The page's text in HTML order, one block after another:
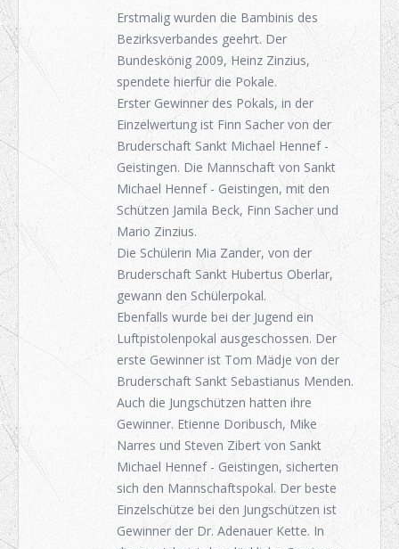
Erstmalig wurden die Bambinis des
Bezirksverbandes geehrt. Der
Bundeskönig 2009, Heinz Zinzius,
spendete hierfür die Pokale.
Erster Gewinner des Pokals, in der
Einzelwertung ist Finn Sacher von der
Bruderschaft Sankt Michael Hennef -
Geistingen. Die Mannschaft von Sankt
Michael Hennef - Geistingen, mit den
Schützen Jamila Beck, Finn Sacher und
Mario Zinzius.
Die Schülerin Mia Zander, von der
Bruderschaft Sankt Hubertus Oberlar,
gewann den Schülerpokal.
Ebenfalls wurde bei der Jugend ein
Luftpistolenpokal ausgeschossen. Der
erste Gewinner ist Tom Mädje von der
Bruderschaft Sankt Sebastianus Menden.
Auch die Jungschützen hatten ihre
Gewinner. Etienne Doribusch, Mike
Narres und Steven Zibert von Sankt
Michael Hennef - Geistingen, sicherten
sich den Mannschaftspokal. Der beste
Einzelschütze bei den Jungschützen ist
Gewinner der Dr. Adenauer Kette. In